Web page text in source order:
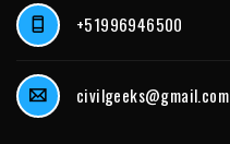
+51996946500
civilgeeks@gmail.com